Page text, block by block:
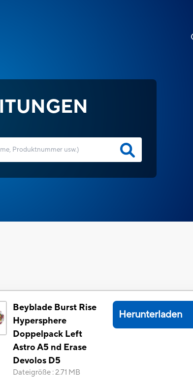
Beyblade Burst Rise
Hypersphere
Doppelpack Left
Astro A5 nd Erase
Devolos D5
Dateigröße :2.71 MB
Herunterladen